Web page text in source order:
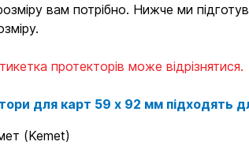
вам потрібно. Нижче ми
протекторів може відрізнятися.
для карт 59 х 92 мм підходять
(Kemet)